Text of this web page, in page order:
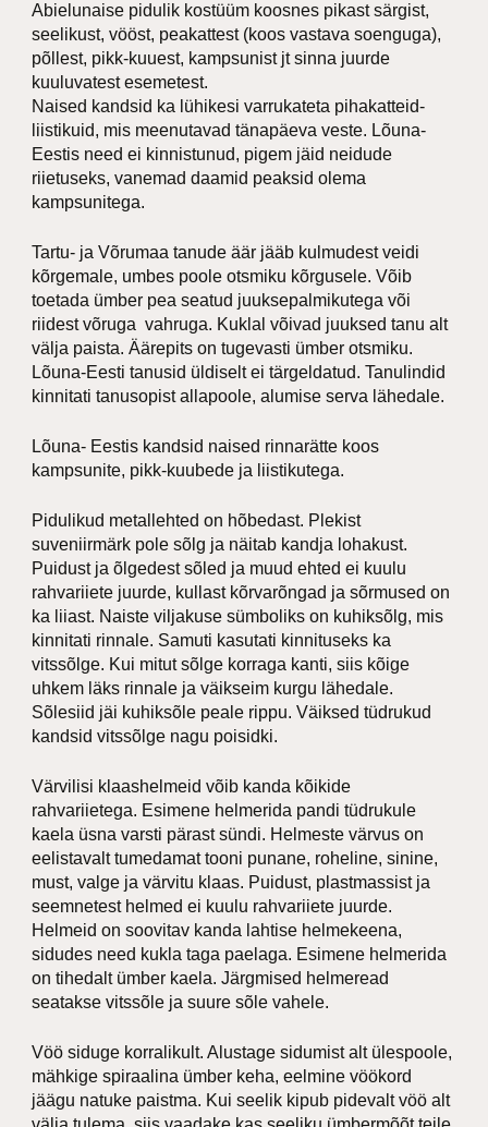
Abielunaise pidulik kostüüm koosnes pikast särgist,
seelikust, vööst, peakattest (koos vastava soenguga),
põllest, pikk-kuuest, kampsunist jt sinna juurde
kuuluvatest esemetest.
Naised kandsid ka lühikesi varrukateta pihakatteid-
liistikuid, mis meenutavad tänapäeva veste. Lõuna-
Eestis need ei kinnistunud, pigem jäid neidude
riietuseks, vanemad daamid peaksid olema
kampsunitega.
Tartu- ja Võrumaa tanude äär jääb kulmudest veidi
kõrgemale, umbes poole otsmiku kõrgusele. Võib
toetada ümber pea seatud juuksepalmikutega või
riidest võruga  vahruga. Kuklal võivad juuksed tanu alt
välja paista. Äärepits on tugevasti ümber otsmiku.
Lõuna-Eesti tanusid üldiselt ei tärgeldatud. Tanulindid
kinnitati tanusopist allapoole, alumise serva lähedale.
Lõuna- Eestis kandsid naised rinnarätte koos
kampsunite, pikk-kuubede ja liistikutega.
Pidulikud metallehted on hõbedast. Plekist
suveniirmärk pole sõlg ja näitab kandja lohakust.
Puidust ja õlgedest sõled ja muud ehted ei kuulu
rahvariiete juurde, kullast kõrvarõngad ja sõrmused on
ka liiast. Naiste viljakuse sümboliks on kuhiksõlg, mis
kinnitati rinnale. Samuti kasutati kinnituseks ka
vitssõlge. Kui mitut sõlge korraga kanti, siis kõige
uhkem läks rinnale ja väikseim kurgu lähedale.
Sõlesiid jäi kuhiksõle peale rippu. Väiksed tüdrukud
kandsid vitssõlge nagu poisidki.
Värvilisi klaashelmeid võib kanda kõikide
rahvariietega. Esimene helmerida pandi tüdrukule
kaela üsna varsti pärast sündi. Helmeste värvus on
eelistavalt tumedamat tooni punane, roheline, sinine,
must, valge ja värvitu klaas. Puidust, plastmassist ja
seemnetest helmed ei kuulu rahvariiete juurde.
Helmeid on soovitav kanda lahtise helmekeena,
sidudes need kukla taga paelaga. Esimene helmerida
on tihedalt ümber kaela. Järgmised helmeread
seatakse vitssõle ja suure sõle vahele.
Vöö siduge korralikult. Alustage sidumist alt ülespoole,
mähkige spiraalina ümber keha, eelmine vöökord
jäägu natuke paistma. Kui seelik kipub pidevalt vöö alt